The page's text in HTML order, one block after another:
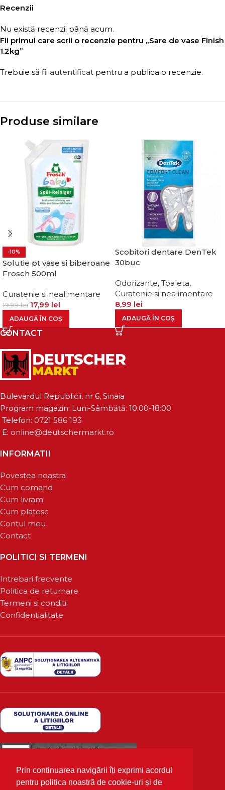
Prin continuarea navigării îți exprimi acordul
pentru politica noastră de cookie-uri și de
Recenzii
Nu există recenzii până acum.
Fii primul care scrii o recenzie pentru „Sare de vase Finish
1.2kg”
Trebuie să fii autentificat pentru a publica o recenzie.
Produse similare
-10%
Solutie pt vase si biberoane
Frosch 500ml
Curatenie si nealimentare
19,99lei 17,99 lei
ADAUGĂ ÎN COȘ
Scobitori dentare DenTek
30buc
Odorizante, Toaleta,
Curatenie si nealimentare
8,99 lei
ADAUGĂ ÎN COȘ
CONTACT
Bulevardul Republicii, nr 6, Sinaia
Program magazin: Luni-Sâmbătă: 10:00-18:00
Telefon: 0721 586 193
E: online@deutschermarkt.ro
INFORMATII
Povestea noastra
Cum comand
Cum livram
Cum platesc
Contul meu
Contact
POLITICI SI TERMENI
Intrebari frecvente
Politica de returnare
Termeni si conditii
Confidentialitate